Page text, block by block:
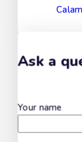
Ask a
Your name